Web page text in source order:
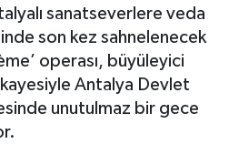
sanatseverlere veda
son kez sahnelenecek
operası, büyüleyici
Antalya Devlet
unutulmaz bir gece